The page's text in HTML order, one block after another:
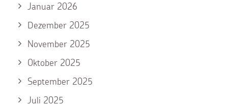
Januar 2026
Dezember 2025
November 2025
Oktober 2025
September 2025
Juli 2025